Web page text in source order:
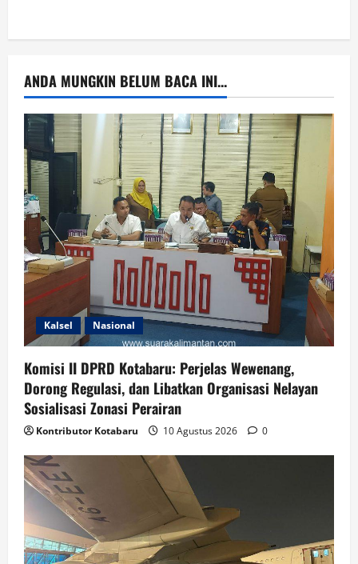
ANDA MUNGKIN BELUM BACA INI...
Kalsel Nasional
Komisi II DPRD Kotabaru: Perjelas Wewenang,
Dorong Regulasi, dan Libatkan Organisasi Nelayan
Sosialisasi Zonasi Perairan
Kontributor Kotabaru 10 Agustus 2026 0